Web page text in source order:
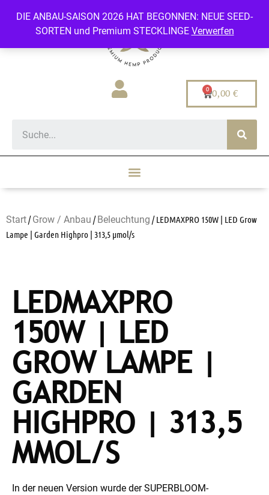
DIE ANBAU-SAISON 2026 HAT BEGONNEN: NEUE SEED-
SORTEN und Premium STECKLINGE Verwerfen
0,00€
Start/Grow / Anbau / Beleuchtung / LEDMAXPRO 150W | LED Grow
Lampe | Garden Highpro | 313,5 µmol/s
LEDMAXPRO
150W | LED
GROW LAMPE |
GARDEN
HIGHPRO | 313,5
ΜMOL/S
In der neuen Version wurde der SUPERBLOOM-